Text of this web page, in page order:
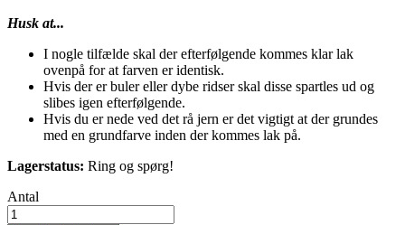
Husk at...
I nogle tilfælde skal der efterfølgende kommes klar lak
ovenpå for at farven er identisk.
Hvis der er buler eller dybe ridser skal disse spartles ud og
slibes igen efterfølgende.
Hvis du er nede ved det rå jern er det vigtigt at der grundes
med en grundfarve inden der kommes lak på.
Lagerstatus: Ring og spørg!
Antal